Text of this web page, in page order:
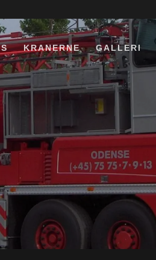
KRANERNE GALLERI